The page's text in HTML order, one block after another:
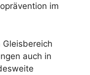
im
auch in